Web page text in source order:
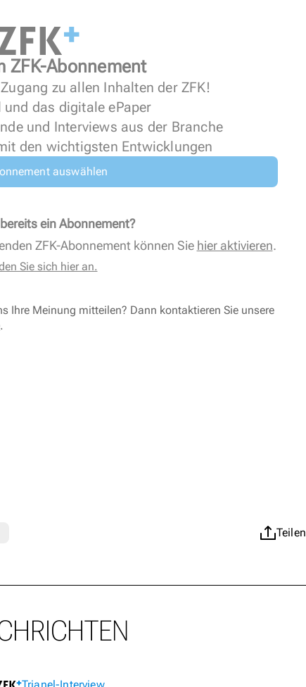
ZFK-Abonnement
zu allen Inhalten der ZFK!
das digitale ePaper
und Interviews aus der Branche
den wichtigsten Entwicklungen
auswählen
ein Abonnement?
ZFK-Abonnement können Sie hier aktivieren.
Sie sich hier an.
Ihre Meinung mitteilen? Dann kontaktieren Sie unsere
.
Teilen